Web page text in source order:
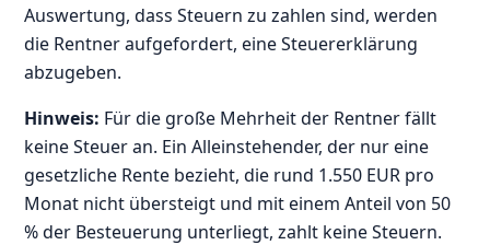
Auswertung, dass Steuern zu zahlen sind, werden
die Rentner aufgefordert, eine Steuererklärung
abzugeben.
Hinweis: Für die große Mehrheit der Rentner fällt
keine Steuer an. Ein Alleinstehender, der nur eine
gesetzliche Rente bezieht, die rund 1.550 EUR pro
Monat nicht übersteigt und mit einem Anteil von 50
% der Besteuerung unterliegt, zahlt keine Steuern.